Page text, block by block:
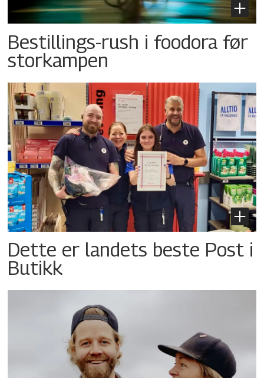
Bestillings-rush i foodora før
storkampen
Dette er landets beste Post i
Butikk